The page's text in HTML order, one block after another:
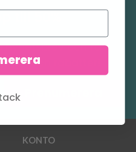
nyhetsbrev och få
och rabatter!
KONTO